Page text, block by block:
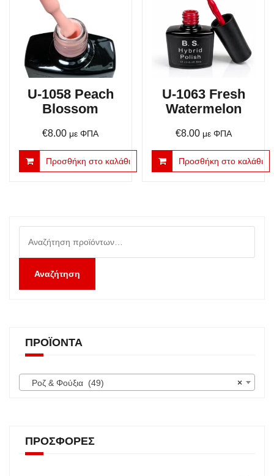
U-1058 Peach
Blossom
€8.00 με ΦΠΑ
Προσθήκη στο καλάθι
U-1063 Fresh
Watermelon
€8.00 με ΦΠΑ
Προσθήκη στο καλάθι
για:
Αναζήτηση
ΠΡΟΪΌΝΤΑ
×
Ροζ & Φούξια (49)
ΠΡΟΣΦΟΡΈΣ